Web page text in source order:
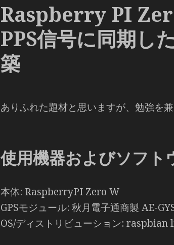
Raspberry PI
PPS信号に同期し
築
ありふれた題材と思いますが、勉強を
使用機器およびソフト
本体: RaspberryPI Zero W
GPSモジュール: 秋月電子通商製 AE-
OS/ディストリビューション: